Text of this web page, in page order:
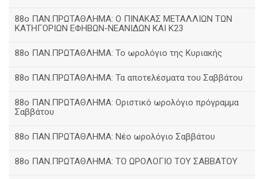
88ο ΠΑΝ.ΠΡΩΤΑΘΛΗΜΑ: Ο ΠΙΝΑΚΑΣ ΜΕΤΑΛΛΙΩΝ ΤΩΝ
ΚΑΤΗΓΟΡΙΩΝ ΕΦΗΒΩΝ-ΝΕΑΝΙΔΩΝ ΚΑΙ Κ23
88ο ΠΑΝ.ΠΡΩΤΑΘΛΗΜΑ: Το ωρολόγιο της Κυριακής
88ο ΠΑΝ.ΠΡΩΤΑΘΛΗΜΑ: Τα αποτελέσματα του Σαββάτου
88ο ΠΑΝ.ΠΡΩΤΑΘΛΗΜΑ: Οριστικό ωρολόγιο πρόγραμμα
Σαββάτου
88ο ΠΑΝ.ΠΡΩΤΑΘΛΗΜΑ: Νέο ωρολόγιο Σαββάτου
88ο ΠΑΝ.ΠΡΩΤΑΘΛΗΜΑ: ΤΟ ΩΡΟΛΟΓΙΟ ΤΟΥ ΣΑΒΒΑΤΟΥ